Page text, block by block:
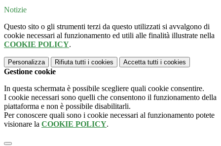
Notizie
Questo sito o gli strumenti terzi da questo utilizzati si avvalgono di
cookie necessari al funzionamento ed utili alle finalità illustrate nella
COOKIE POLICY.
Personalizza Rifiuta tutti i cookies Accetta tutti i cookies
Gestione cookie
In questa schermata è possibile scegliere quali cookie consentire.
I cookie necessari sono quelli che consentono il funzionamento della
piattaforma e non è possibile disabilitarli.
Per conoscere quali sono i cookie necessari al funzionamento potete
visionare la COOKIE POLICY.